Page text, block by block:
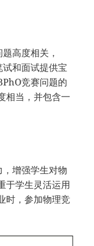
高度相关，
和面试提供宝
竞赛问题的
相当，并包含一
增强学生对物
于学生灵活运用
时，参加物理竞